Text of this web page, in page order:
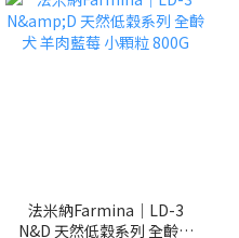
法米納Farmina｜LD-3
N&D 天然低穀系列 全齡犬